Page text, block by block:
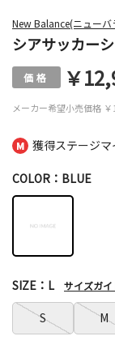
獲得ステージ
New Balance(ニューバ
シアサッカー
メーカー希望小売価格
￥
COLOR：BLUE
S M
SIZE：L サイズガ